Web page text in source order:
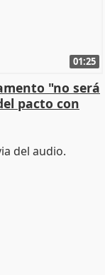
01:25
"no será
pacto con